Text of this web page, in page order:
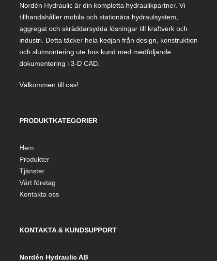
Nordén Hydraulic är din kompletta hydraulikpartner. Vi
tillhandahåller mobila och stationära hydraulsystem,
aggregat och skräddarsydda lösningar till kraftverk och
industri. Detta täcker hela kedjan från design, konstruktion
och slutmontering ute hos kund med medföljande
dokumentering i 3-D CAD.
Välkommen till oss!
PRODUKTKATEGORIER
Hem
Produkter
Tjänster
Vårt företag
Kontakta oss
KONTAKTA & KUNDSUPPORT
Nordén Hydraulic AB